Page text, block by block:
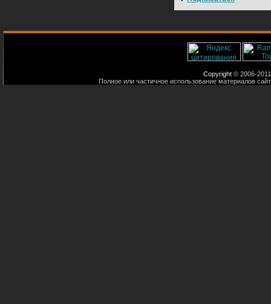
Copyright © 2006-
Полное или частичное использование материалов